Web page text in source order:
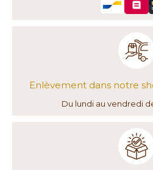
Enlèvement dans notre
Du lundi au vendredi